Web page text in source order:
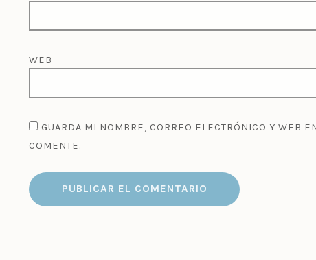
WEB
GUARDA MI NOMBRE, CORREO ELECTRÓNICO Y WEB
COMENTE.